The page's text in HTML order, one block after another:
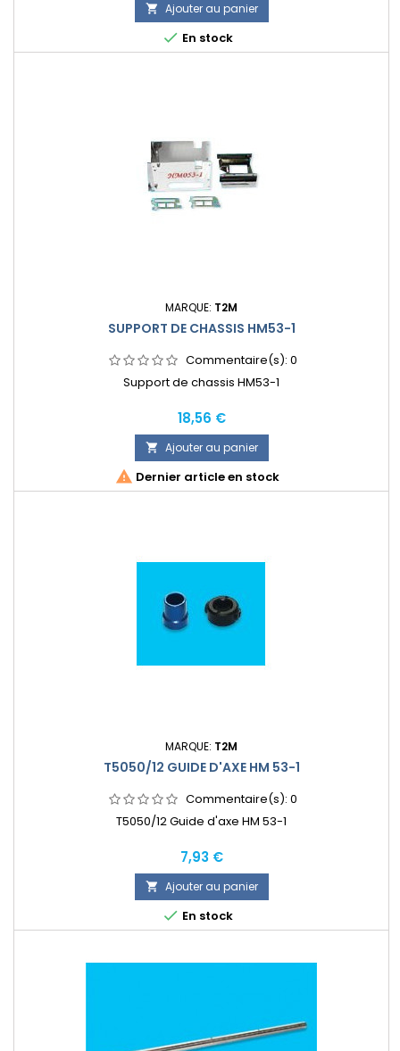
 Ajouter au panier
 En stock
MARQUE: T2M
SUPPORT DE CHASSIS HM53-1
Commentaire(s): 0
Support de chassis HM53-1
Prix
18,56 €
 Ajouter au panier
 Dernier article en stock
MARQUE: T2M
T5050/12 GUIDE D'AXE HM 53-1
Commentaire(s): 0
T5050/12 Guide d'axe HM 53-1
Prix
7,93 €
 Ajouter au panier
 En stock